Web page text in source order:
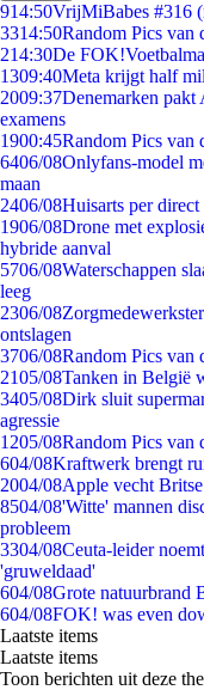
914:50VrijMiBabes #316
3314:50Random Pics van
214:30De
1309:40Meta krijgt half
2009:37Denemarken pakt
examens
1900:45Random Pics van
6406/08Onlyfans-model
maan
2406/08Huisarts per
1906/08Drone met
hybride aanval
5706/08Waterschappen
leeg
2306/08
ontslagen
3706/08Random Pics van
2105/08Tanken in België
3405/08Dirk sluit
agressie
1205/08Random Pics van
604/08Kraftwerk brengt
2004/08Apple vecht
8504/08'Witte' mannen
probleem
3304/08Ceuta-leider
'gruweldaad'
604/08Grote natuurbrand
604/08FOK! was even
Laatste items
Laatste items
Toon berichten uit deze